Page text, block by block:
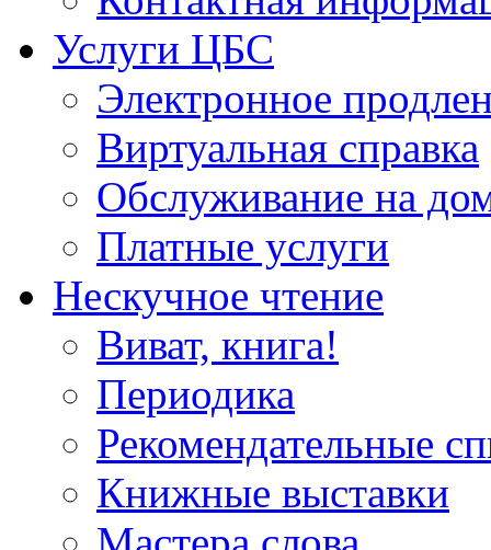
Услуги ЦБС
Электронное
Виртуальная справка
Обслуживание на
Платные услуги
Нескучное чтение
Виват, книга!
Периодика
Рекомендательные
Книжные выставки